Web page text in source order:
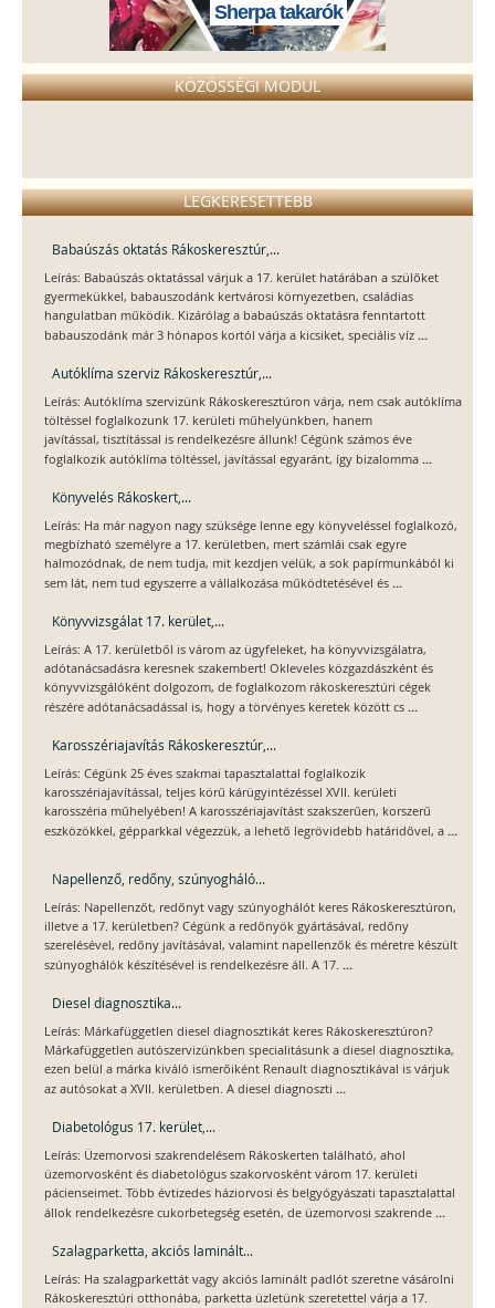
Sherpa takarók
KÖZÖSSÉGI MODUL
LEGKERESETTEBB
Babaúszás oktatás Rákoskeresztúr,...
Leírás: Babaúszás oktatással várjuk a 17. kerület határában a szülőket
gyermekükkel, babauszodánk kertvárosi környezetben, családias
hangulatban működik. Kizárólag a babaúszás oktatásra fenntartott
babauszodánk már 3 hónapos kortól várja a kicsiket, speciális víz ...
Autóklíma szerviz Rákoskeresztúr,...
Leírás: Autóklíma szervizünk Rákoskeresztúron várja, nem csak autóklíma
töltéssel foglalkozunk 17. kerületi műhelyünkben, hanem
javítással, tisztítással is rendelkezésre állunk! Cégünk számos éve
foglalkozik autóklíma töltéssel, javítással egyaránt, így bizalomma ...
Könyvelés Rákoskert,...
Leírás: Ha már nagyon nagy szüksége lenne egy könyveléssel foglalkozó,
megbízható személyre a 17. kerületben, mert számlái csak egyre
halmozódnak, de nem tudja, mit kezdjen velük, a sok papírmunkából ki
sem lát, nem tud egyszerre a vállalkozása működtetésével és ...
Könyvvizsgálat 17. kerület,...
Leírás: A 17. kerületből is várom az ügyfeleket, ha könyvvizsgálatra,
adótanácsadásra keresnek szakembert! Okleveles közgazdászként és
könyvvizsgálóként dolgozom, de foglalkozom rákoskeresztúri cégek
részére adótanácsadással is, hogy a törvényes keretek között cs ...
Karosszériajavítás Rákoskeresztúr,...
Leírás: Cégünk 25 éves szakmai tapasztalattal foglalkozik
karosszériajavítással, teljes körű kárügyintézéssel XVII. kerületi
karosszéria műhelyében! A karosszériajavítást szakszerűen, korszerű
eszközökkel, gépparkkal végezzük, a lehető legrövidebb határidővel, a ...
Napellenző, redőny, szúnyogháló...
Leírás: Napellenzőt, redőnyt vagy szúnyoghálót keres Rákoskeresztúron,
illetve a 17. kerületben? Cégünk a redőnyök gyártásával, redőny
szerelésével, redőny javításával, valamint napellenzők és méretre készült
szúnyoghálók készítésével is rendelkezésre áll. A 17. ...
Diesel diagnosztika...
Leírás: Márkafüggetlen diesel diagnosztikát keres Rákoskeresztúron?
Márkafüggetlen autószervizünkben specialitásunk a diesel diagnosztika,
ezen belül a márka kiváló ismerőiként Renault diagnosztikával is várjuk
az autósokat a XVII. kerületben. A diesel diagnoszti ...
Diabetológus 17. kerület,...
Leírás: Üzemorvosi szakrendelésem Rákoskerten található, ahol
üzemorvosként és diabetológus szakorvosként várom 17. kerületi
pácienseimet. Több évtizedes háziorvosi és belgyógyászati tapasztalattal
állok rendelkezésre cukorbetegség esetén, de üzemorvosi szakrende ...
Szalagparketta, akciós laminált...
Leírás: Ha szalagparkettát vagy akciós laminált padlót szeretne vásárolni
Rákoskeresztúri otthonába, parketta üzletünk szeretettel várja a 17.